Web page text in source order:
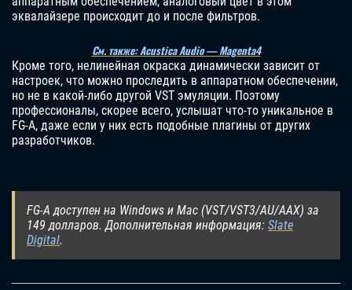
эквалайзере происходит до и после фильтров.
См. также: Acustica Audio — Magenta4
Кроме того, нелинейная окраска динамически зависит от
настроек, что можно проследить в аппаратном обеспечении,
но не в какой-либо другой VST эмуляции. Поэтому
профессионалы, скорее всего, услышат что-то уникальное в
FG-A, даже если у них есть подобные плагины от других
разработчиков.
FG-A доступен на Windows и Mac (VST/VST3/AU/AAX) за
149 долларов. Дополнительная информация: Slate
Digital.